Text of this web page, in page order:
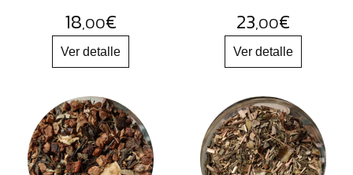
FLORES
PRODUCTOS
ACCESORIOS
ALIMENTOS
DESHIDRATADOS
18,00€ 23,00€